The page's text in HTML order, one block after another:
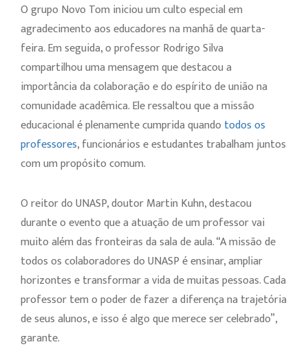
O grupo Novo Tom iniciou um culto especial em
agradecimento aos educadores na manhã de quarta-
feira. Em seguida, o professor Rodrigo Silva
compartilhou uma mensagem que destacou a
importância da colaboração e do espírito de união na
comunidade acadêmica. Ele ressaltou que a missão
educacional é plenamente cumprida quando todos os
professores, funcionários e estudantes trabalham juntos
com um propósito comum.
O reitor do UNASP, doutor Martin Kuhn, destacou
durante o evento que a atuação de um professor vai
muito além das fronteiras da sala de aula. “A missão de
todos os colaboradores do UNASP é ensinar, ampliar
horizontes e transformar a vida de muitas pessoas. Cada
professor tem o poder de fazer a diferença na trajetória
de seus alunos, e isso é algo que merece ser celebrado”,
garante.